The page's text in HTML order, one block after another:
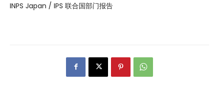
INPS Japan / IPS 联合国部门报告